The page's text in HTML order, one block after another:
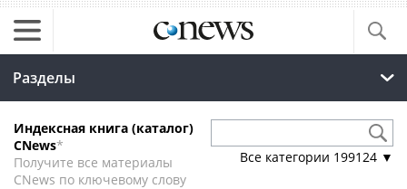
Разделы
Индексная книга (каталог)
CNews*
Получите все материалы
CNews по ключевому слову
Все категории 199124 ▼